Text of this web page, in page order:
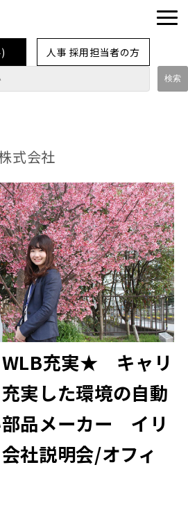
人事 採用担当者の方
就活情報
大学生活
コラム・特集
ーンシップ体験談
式会社
充実★ キャリ
実した環境の自動
品メーカー イリ
社説明会/オフィ